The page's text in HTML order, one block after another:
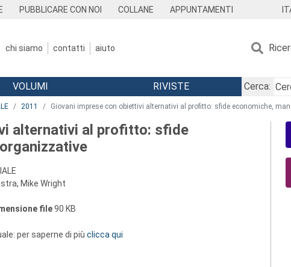
PUBBLICARE CON NOI COLLANE APPUNTAMENTI
chi siamo contatti aiuto
VOLUMI RIVISTE
Cerca:
2011 Giovani imprese con obiettivi alternativi al profitto: sfide economiche,
alternativi al profitto: sfide
Mike Wright
file90 KB
per saperne di più clicca qui